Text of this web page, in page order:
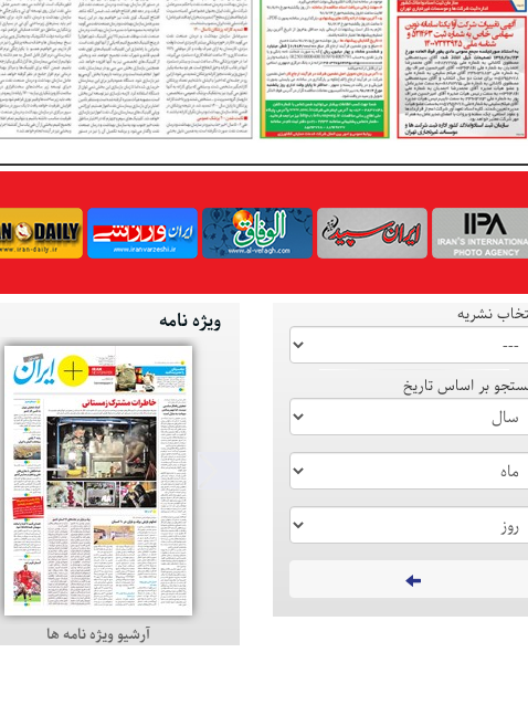
نشریه
بر اساس تاریخ
ویژه نامه
آرشیو ویژه نامه ها